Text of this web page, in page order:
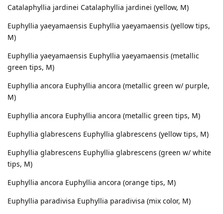
Catalaphyllia jardinei Catalaphyllia jardinei (yellow, M)
Euphyllia yaeyamaensis Euphyllia yaeyamaensis (yellow tips,
M)
Euphyllia yaeyamaensis Euphyllia yaeyamaensis (metallic
green tips, M)
Euphyllia ancora Euphyllia ancora (metallic green w/ purple,
M)
Euphyllia ancora Euphyllia ancora (metallic green tips, M)
Euphyllia glabrescens Euphyllia glabrescens (yellow tips, M)
Euphyllia glabrescens Euphyllia glabrescens (green w/ white
tips, M)
Euphyllia ancora Euphyllia ancora (orange tips, M)
Euphyllia paradivisa Euphyllia paradivisa (mix color, M)